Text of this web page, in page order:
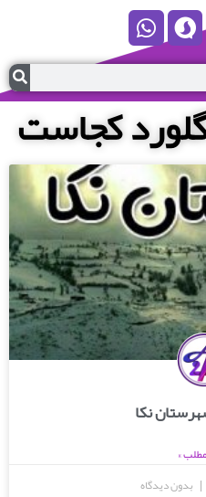
کجاست
نکا
»
بدون دیدگاه